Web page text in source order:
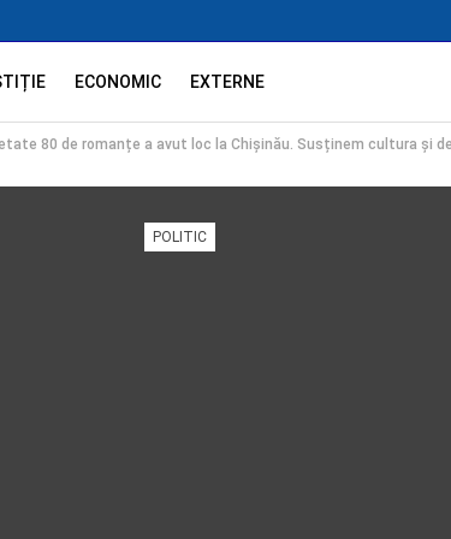
ECONOMIC EXTERNE
80 de romanțe a avut loc la Chișinău. Susținem cultura și
POLITIC